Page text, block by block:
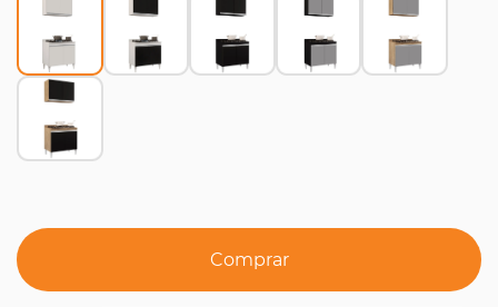
Comprar